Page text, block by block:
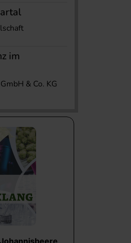
im
& Co. KG